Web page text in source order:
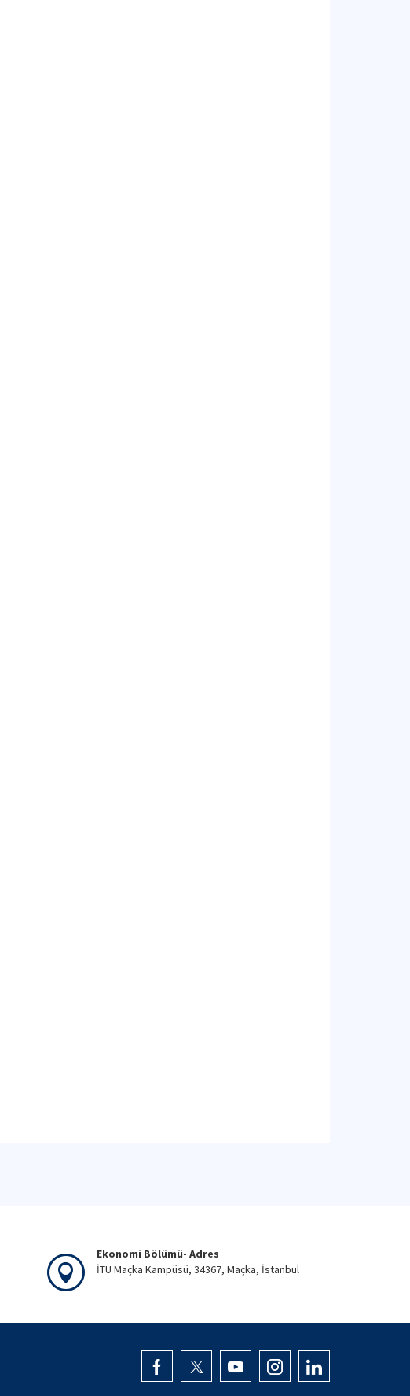
Ekonomi Bölümü- Adres
İTÜ Maçka Kampüsü, 34367, Maçka, İstanbul